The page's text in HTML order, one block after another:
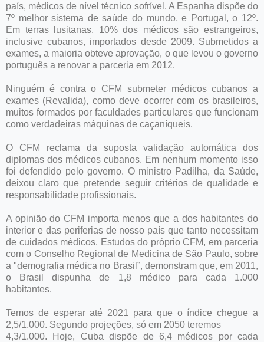
país, médicos de nível técnico sofrível. A Espanha dispõe do
7º melhor sistema de saúde do mundo, e Portugal, o 12º.
Em terras lusitanas, 10% dos médicos são estrangeiros,
inclusive cubanos, importados desde 2009. Submetidos a
exames, a maioria obteve aprovação, o que levou o governo
português a renovar a parceria em 2012.
Ninguém é contra o CFM submeter médicos cubanos a
exames (Revalida), como deve ocorrer com os brasileiros,
muitos formados por faculdades particulares que funcionam
como verdadeiras máquinas de caçaníqueis.
O CFM reclama da suposta validação automática dos
diplomas dos médicos cubanos. Em nenhum momento isso
foi defendido pelo governo. O ministro Padilha, da Saúde,
deixou claro que pretende seguir critérios de qualidade e
responsabilidade profissionais.
A opinião do CFM importa menos que a dos habitantes do
interior e das periferias de nosso país que tanto necessitam
de cuidados médicos. Estudos do próprio CFM, em parceria
com o Conselho Regional de Medicina de São Paulo, sobre
a "demografia médica no Brasil”, demonstram que, em 2011,
o Brasil dispunha de 1,8 médico para cada 1.000
habitantes.
Temos de esperar até 2021 para que o índice chegue a
2,5/1.000. Segundo projeções, só em 2050 teremos
4,3/1.000. Hoje, Cuba dispõe de 6,4 médicos por cada